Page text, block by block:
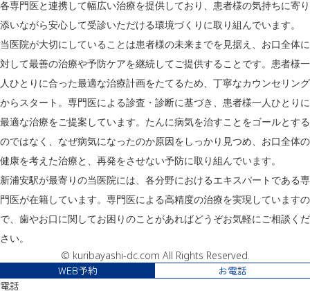
各専門医と連携して幅広い治療を提供しており、患者様の気持ちに寄り
添いながら安心して受診いただける環境づくりに取り組んでいます。
当医院が大切にしていることは患者様の未来までを見据え、お口全体に
対して最善の治療や予防ケアを継続してご提供することです。患者様一
人ひとりに合った最適な治療計画をたてるため、丁寧なカウンセリング
からスタート。専門医による診査・診断に基づき、患者様一人ひとりに
最適な治療をご提案しています。たんに病気を治すことをゴールとする
のではなく、なぜ病気になったのか原因をしっかり見つめ、お口全体の
健康を考えた治療と、再発をさせない予防に取り組んでいます。
新浦安駅が最寄りの当医院には、各分野におけるエキスパートである専
門医が在籍しています。専門医による高精度の治療を実現していますの
で、歯やお口に関してお困りのことがあればどうぞお気軽にご相談くだ
さい。
© kuribayashi-dc.com All Rights Reserved.
WEB予約
お電話
電話